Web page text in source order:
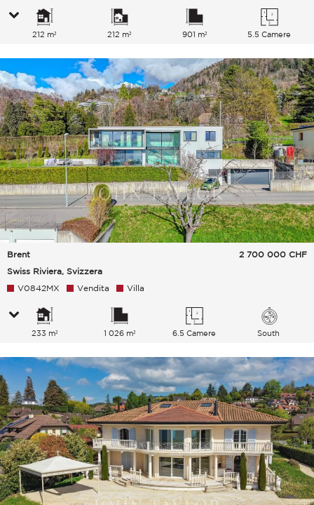
212 m² 212 m² 901 m² 5.5 Camere
Brent
Swiss Riviera, Svizzera
2 700 000 CHF
V0842MX Vendita Villa
233 m² 1 026 m² 6.5 Camere South